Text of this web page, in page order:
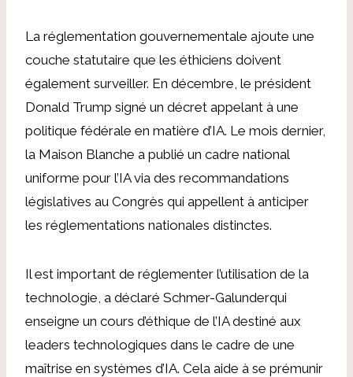
La réglementation gouvernementale ajoute une
couche statutaire que les éthiciens doivent
également surveiller. En décembre, le président
Donald Trump signé un décret appelant à une
politique fédérale en matière d’IA. Le mois dernier,
la Maison Blanche a publié un cadre national
uniforme pour l’IA via des recommandations
législatives au Congrès qui appellent à anticiper
les réglementations nationales distinctes.
Il est important de réglementer l’utilisation de la
technologie, a déclaré Schmer-Galunderqui
enseigne un cours d’éthique de l’IA destiné aux
leaders technologiques dans le cadre de une
maîtrise en systèmes d’IA. Cela aide à se prémunir